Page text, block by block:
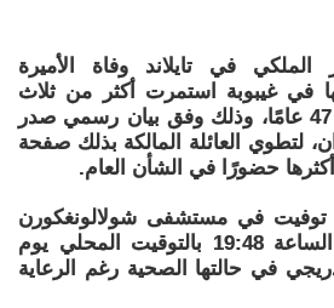
في تايلاند وفاة الأميرة
في غيبوبة استمرت أكثر من ثلاث
سنوات، عن عمر ناهز 47 عامًا، وذلك وفق بيان رسمي صدر
حزيران، لتطوي العائلة المالكة بذلك صفحة
حضورًا في الشأن العام.
توفيت في مستشفى شولالونغكورن
بالعاصمة بانكوك عند الساعة 19:48 بالتوقيت المحلي يوم
في حالتها الصحية رغم الرعاية